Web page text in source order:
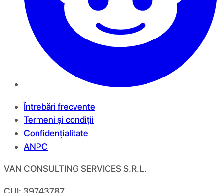
Întrebări frecvente
Termeni și condiții
Confidențialitate
ANPC
VAN CONSULTING SERVICES S.R.L.
CUI: 39743787